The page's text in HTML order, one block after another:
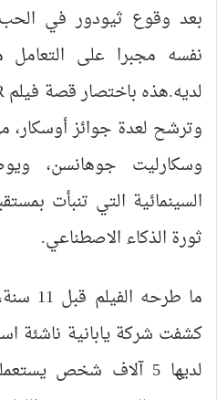
بعد وقوع ثيودور في
نفسه مجبرا على
وترشح لعدة جوائز
وسكارليت جوهانسن،
السينمائية التي تنبأت
ثورة الذكاء الاصطناعي.
ما
كشفت شركة يابانية ناشئة
لديها 5 آلاف شخص